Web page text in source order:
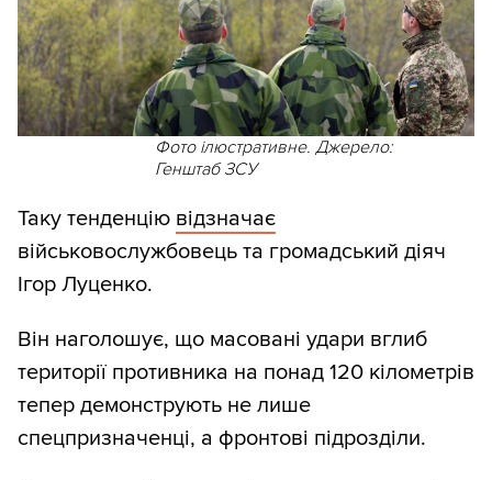
Фото ілюстративне. Джерело:
Генштаб ЗСУ
Таку тенденцію відзначає
військовослужбовець та громадський діяч
Ігор Луценко.
Він наголошує, що масовані удари вглиб
території противника на понад 120 кілометрів
тепер демонструють не лише
спецпризначенці, а фронтові підрозділи.